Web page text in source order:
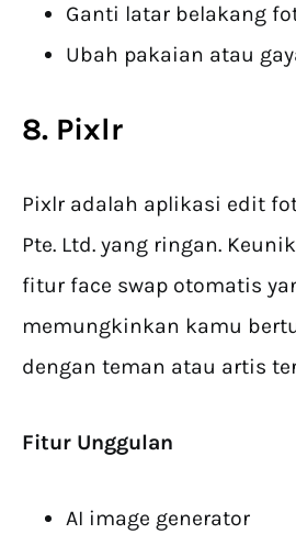
Ganti latar belakang
Ubah pakaian atau
8. Pixlr
Pixlr adalah aplikasi edit
Pte. Ltd. yang ringan.
fitur face swap otomatis
memungkinkan kamu
dengan teman atau artis
Fitur Unggulan
AI image generator